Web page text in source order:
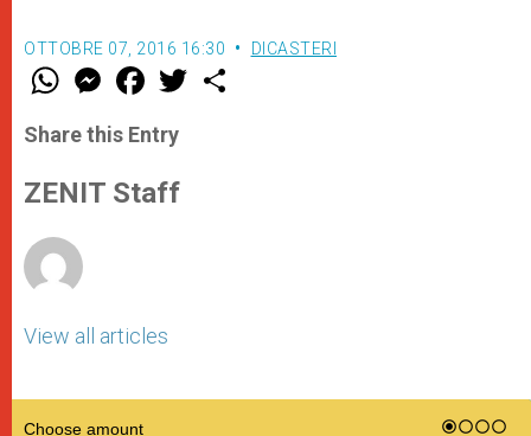
OTTOBRE 07, 2016 16:30 DICASTERI
W
t
s
p
p
M
e
s
e
g
e
F
a
e
b
o
k
w
Share this Entry
ZENIT Staff
View all articles